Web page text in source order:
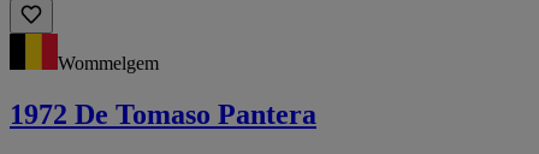
Wommelgem
1972 De Tomaso Pantera